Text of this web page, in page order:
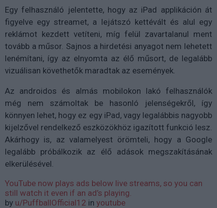
Egy felhasználó jelentette, hogy az iPad applikáción át
figyelve egy streamet, a lejátszó kettévált és alul egy
reklámot kezdett vetíteni, míg felül zavartalanul ment
tovább a műsor. Sajnos a hirdetési anyagot nem lehetett
lenémítani, így az elnyomta az élő műsort, de legalább
vizuálisan követhetők maradtak az események.
Az androidos és almás mobilokon lakó felhasználók
még nem számoltak be hasonló jelenségekről, így
könnyen lehet, hogy ez egy iPad, vagy legalábbis nagyobb
kijelzővel rendelkező eszközökhöz igazított funkció lesz.
Akárhogy is, az valamelyest örömteli, hogy a Google
legalább próbálkozik az élő adások megszakításának
elkerülésével.
YouTube now plays ads below live streams, so you can
still watch it even if an ad’s playing.
by u/PuffballOfficial12 in youtube